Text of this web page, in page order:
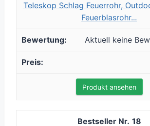
Teleskop Schlag Feuerrohr,
Feuerblasrohr...
Aktuell keine
Produkt ansehen
18